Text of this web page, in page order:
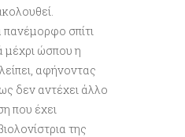
σπίτι
μέχρι ώσπου η
αφήνοντας
δεν αντέχει άλλο
που έχει
της